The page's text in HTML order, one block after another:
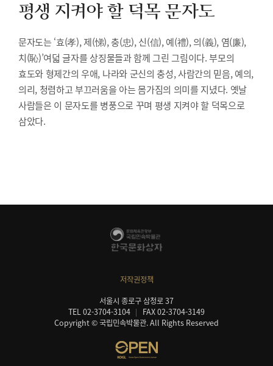
평생 지켜야 할 덕목 문자도
문자도는 ‘효(孝), 제(悌), 충(忠), 신(信), 예(禮), 의(義), 염(廉),
치(恥)’여덟 글자를 상징물들과 함께 그린 그림이다. 부모의
효도와 형제간의 우애, 나라와 군신의 충성, 사람간의 믿음, 예의,
의리, 청렴하고 부끄러움을 아는 몸가짐의 의미를 지녔다. 옛날
사람들은 이 문자도를 병풍으로 꾸며 평생 지켜야 할 덕목으로
삼았다.
저작권정책
서울시 종로구 삼청로 37
TEL 02-3704-3104
FAX 02-3704-3149
Copyright © 국립민속박물관. All Rights Reserved